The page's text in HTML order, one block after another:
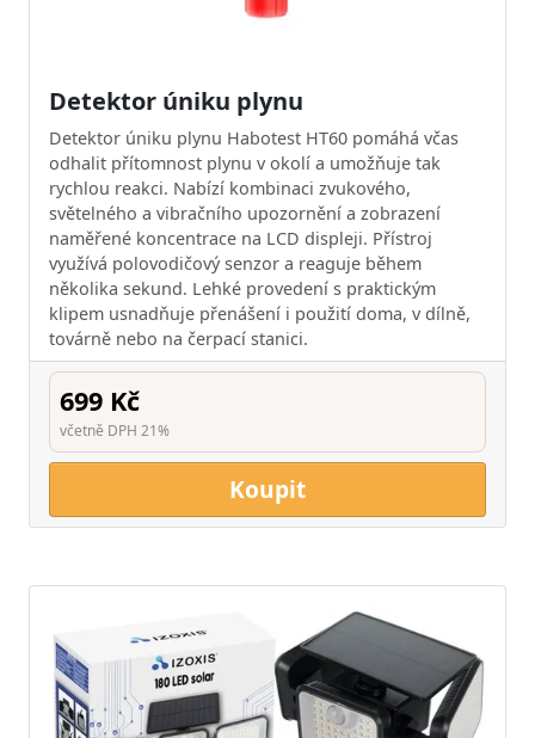
Detektor úniku plynu
Detektor úniku plynu Habotest HT60 pomáhá včas
odhalit přítomnost plynu v okolí a umožňuje tak
rychlou reakci. Nabízí kombinaci zvukového,
světelného a vibračního upozornění a zobrazení
naměřené koncentrace na LCD displeji. Přístroj
využívá polovodičový senzor a reaguje během
několika sekund. Lehké provedení s praktickým
klipem usnadňuje přenášení i použití doma, v dílně,
továrně nebo na čerpací stanici.
699 Kč
včetně DPH 21%
Koupit